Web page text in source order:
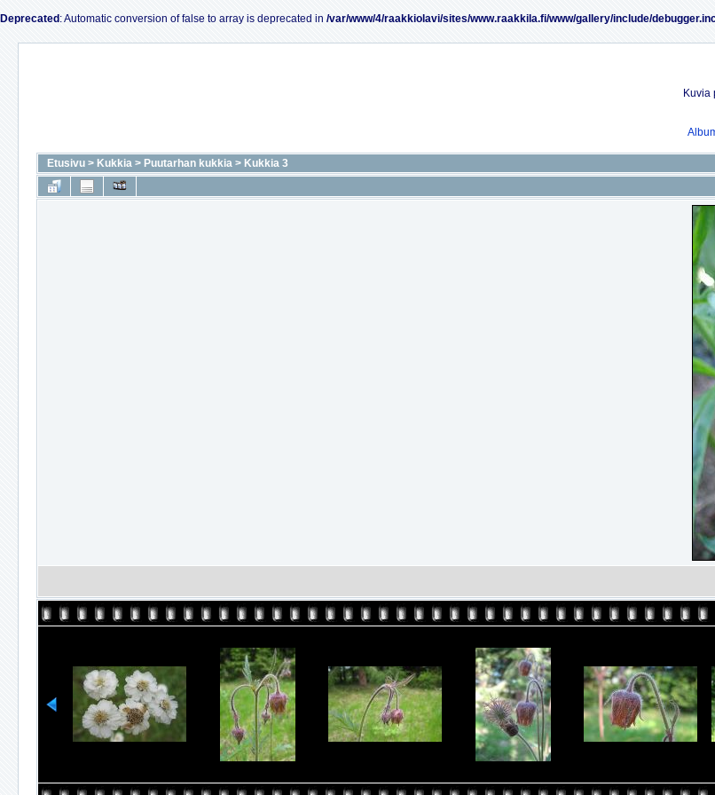
Deprecated : Automatic conversion of false to array is deprecated in /var/www/4/raakkiolavi/sites/www.raakkila.fi/www/gallery/include/
Kuvia
Etusivu > Kukkia > Puutarhan kukkia > Kukkia 3